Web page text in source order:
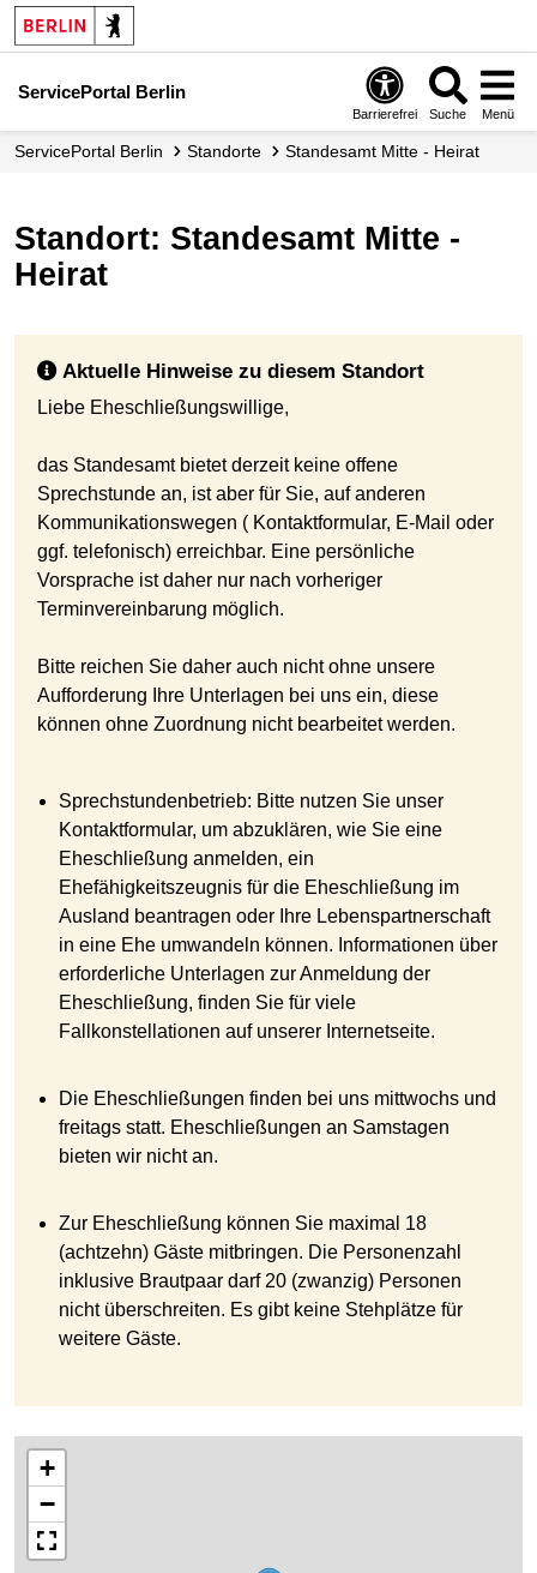
ServicePortal Berlin
Barrierefrei Suche Menü
ServicePortal Berlin Standorte Standesamt Mitte - Heirat
Standort: Standesamt Mitte -
Heirat
Aktuelle Hinweise zu diesem Standort
Liebe Eheschließungswillige,
das Standesamt bietet derzeit keine offene
Sprechstunde an, ist aber für Sie, auf anderen
Kommunikationswegen ( Kontaktformular, E-Mail oder
ggf. telefonisch) erreichbar. Eine persönliche
Vorsprache ist daher nur nach vorheriger
Terminvereinbarung möglich.
Bitte reichen Sie daher auch nicht ohne unsere
Aufforderung Ihre Unterlagen bei uns ein, diese
können ohne Zuordnung nicht bearbeitet werden.
Sprechstundenbetrieb: Bitte nutzen Sie unser
Kontaktformular, um abzuklären, wie Sie eine
Eheschließung anmelden, ein
Ehefähigkeitszeugnis für die Eheschließung im
Ausland beantragen oder Ihre Lebenspartnerschaft
in eine Ehe umwandeln können. Informationen über
erforderliche Unterlagen zur Anmeldung der
Eheschließung, finden Sie für viele
Fallkonstellationen auf unserer Internetseite.
Die Eheschließungen finden bei uns mittwochs und
freitags statt. Eheschließungen an Samstagen
bieten wir nicht an.
Zur Eheschließung können Sie maximal 18
(achtzehn) Gäste mitbringen. Die Personenzahl
inklusive Brautpaar darf 20 (zwanzig) Personen
nicht überschreiten. Es gibt keine Stehplätze für
weitere Gäste.
+
−